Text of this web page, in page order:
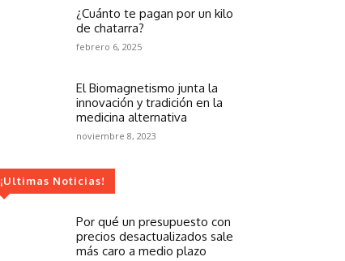
¿Cuánto te pagan por un kilo
de chatarra?
febrero 6, 2025
El Biomagnetismo junta la
innovación y tradición en la
medicina alternativa
noviembre 8, 2023
¡Ultimas Noticias!
Por qué un presupuesto con
precios desactualizados sale
más caro a medio plazo